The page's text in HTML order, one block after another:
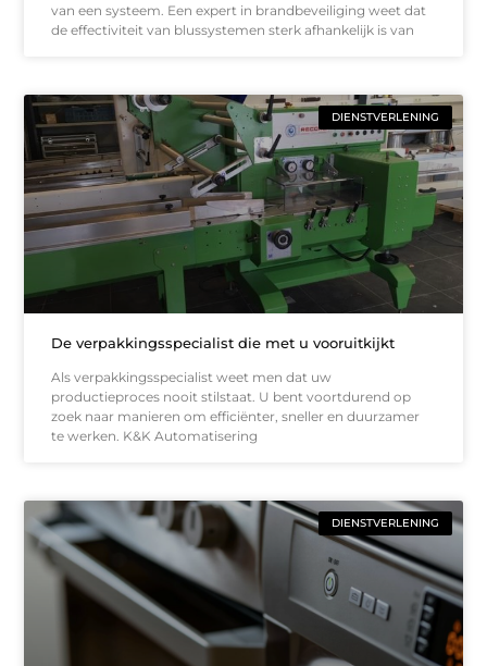
van een systeem. Een expert in brandbeveiliging weet dat
de effectiviteit van blussystemen sterk afhankelijk is van
DIENSTVERLENING
De verpakkingsspecialist die met u vooruitkijkt
Als verpakkingsspecialist weet men dat uw
productieproces nooit stilstaat. U bent voortdurend op
zoek naar manieren om efficiënter, sneller en duurzamer
te werken. K&K Automatisering
DIENSTVERLENING